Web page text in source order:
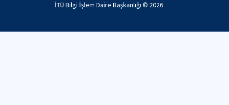
İTÜ Bilgi İşlem Daire Başkanlığı © 2026